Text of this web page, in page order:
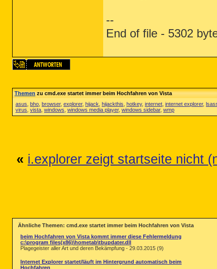
--
End of file - 5302
Themenzu cmd.exe startet immer beim Hochfahren von Vista
asus bho browser, explorer, hijack hijackthis hotkey, internet internet explorer,
virus vista windows windows media player, windows sidebar, wmp
« i.explorer zeigt startseite nicht
Ähnliche Themen: cmd.exe startet immer beim Hochfahren von Vista
beim Hochfahren von Vista kommt immer diese Fehlermeldung
c:\program files(x86)\hometab\tbupdater.dll
Plagegeister aller Art und deren Bekämpfung - 29.03.2015 (9)
Internet Explorer startet/läuft im Hintergrund automatisch beim
Hochfahren